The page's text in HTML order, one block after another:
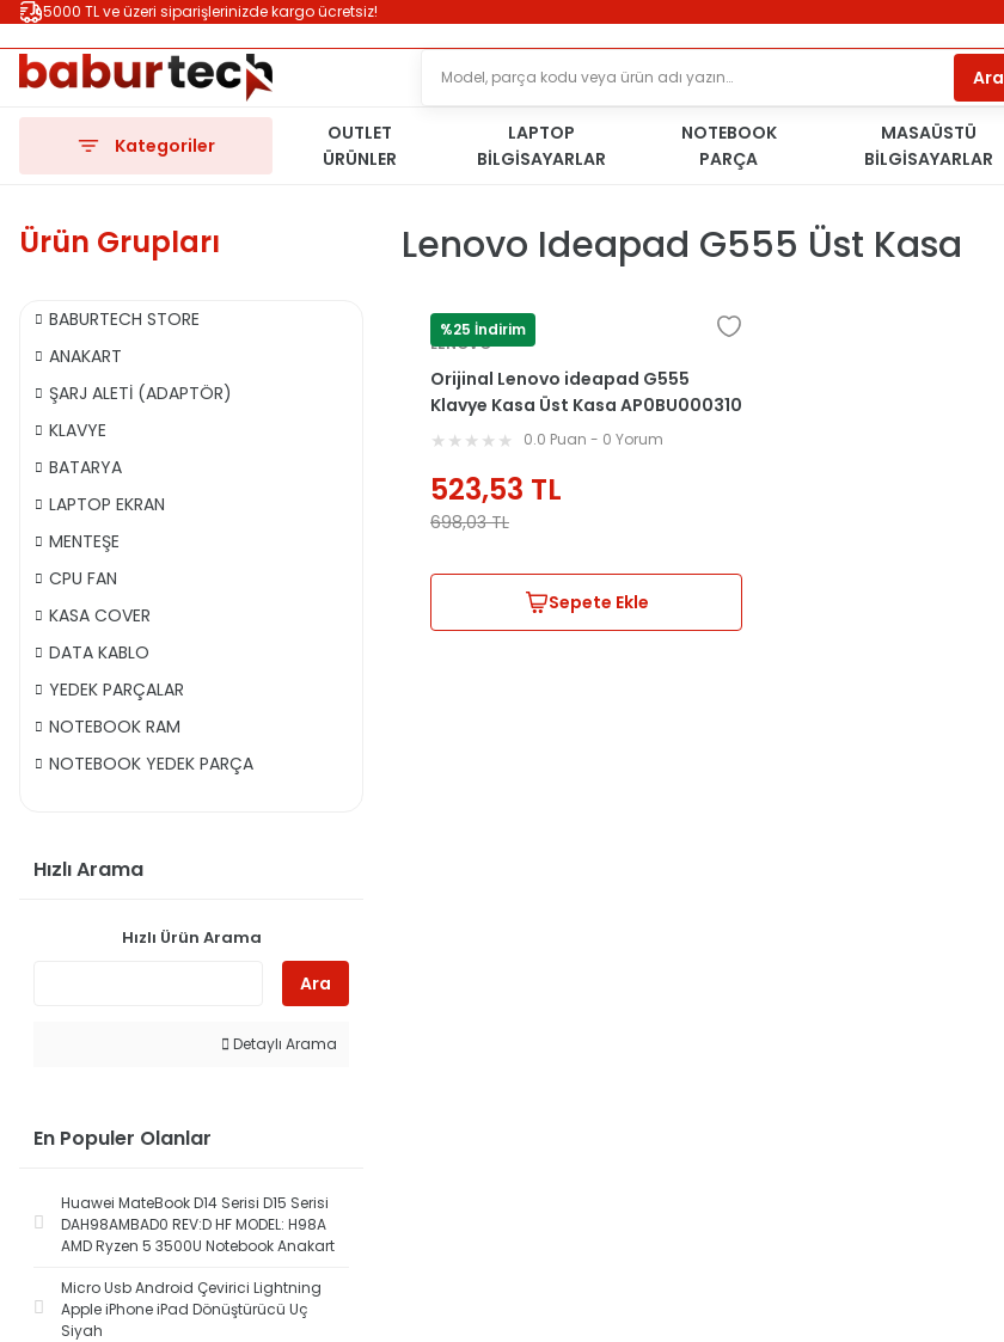
5000 TL ve üzeri siparişlerinizde kargo ücretsiz!
ÜCRETSİZ TESLİMAT İMKANIKOŞULSUZ İADE
HAKKISÜRDÜRÜLEBİLİR ÜRÜNLER
Ara
Kategoriler
OUTLET
ÜRÜNLER
LAPTOP
BİLGİSAYARLAR
NOTEBOOK
PARÇA
MASAÜSTÜ
BİLGİSAYARLAR
Ürün Grupları
BABURTECH STORE
ANAKART
ŞARJ ALETİ (ADAPTÖR)
KLAVYE
BATARYA
LAPTOP EKRAN
MENTEŞE
CPU FAN
KASA COVER
DATA KABLO
YEDEK PARÇALAR
NOTEBOOK RAM
NOTEBOOK YEDEK PARÇA
Hızlı Arama
Hızlı Ürün Arama
Ara
Detaylı Arama
En Populer Olanlar
Huawei MateBook D14 Serisi D15 Serisi
DAH98AMBAD0 REV:D HF MODEL: H98A
AMD Ryzen 5 3500U Notebook Anakart
Micro Usb Android Çevirici Lightning
Apple iPhone iPad Dönüştürücü Uç
Siyah
Lenovo Ideapad G555 Üst Kasa
%25 İndirim
LENOVO
Orijinal Lenovo ideapad G555
Klavye Kasa Üst Kasa AP0BU000310
0.0 Puan - 0 Yorum
523,53 TL
698,03TL
Sepete Ekle